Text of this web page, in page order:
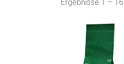
Ergebnisse 1 –